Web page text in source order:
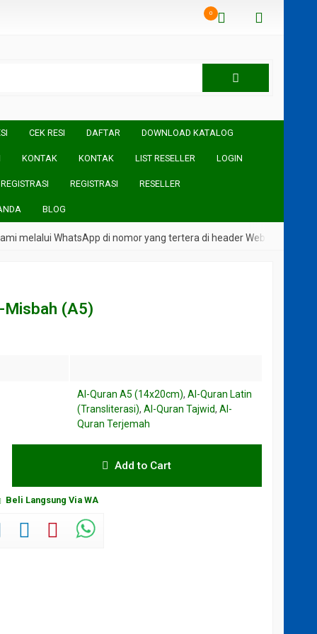
0
CEK RESI DAFTAR DOWNLOAD KATALOG
KONTAK KONTAK LIST RESELLER LOGIN
REGISTRASI REGISTRASI RESELLER
BLOG
WhatsApp di nomor yang tertera di header Website
Misbah (A5)
Al-Quran A5 (14x20cm), Al-Quran Latin
(Transliterasi), Al-Quran Tajwid, Al-
Quran Terjemah
Add to Cart
Beli Langsung Via WA